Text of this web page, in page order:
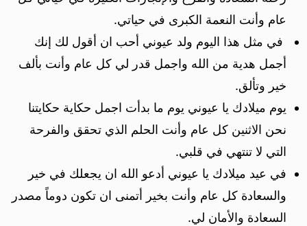
عام وأنت النعمة الكبرى في حياتي.
في مثل هذا اليوم ولد عيوني أحب ان أقول لك إنك
أجمل هدية من الله واجمل قدر لي كل عام وأنت بألف
خير وتألق.
يوم ميلادك يا عيوني يوم ما بدأت اجمل حكاية حكايتنا
نحن الاثنين كل عام وأنت الحلم الذي تحقق والفرحة
التي لا تنتهي في قلبي.
في عيد ميلادك يا عيوني أدعو الله ان يجعلك في خير
والسعادة كل عام وأنت بخير أتمنى ان تكون دوماً مصدر
السعادة والأمان لي.